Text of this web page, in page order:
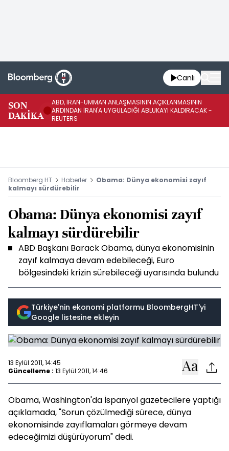
Canlı
SON
DAKİKA
ABD, İRAN-UMMAN ANLAŞMASININ AÇIKLANMASININ
ARDINDAN İRAN'A UYGULADIĞI ABLUKAYI KALDIRACAK -
REUTERS
Bloomberg HT Haberler
Obama: Dünya ekonomisi zayıf
kalmayı sürdürebilir
Obama: Dünya ekonomisi zayıf
kalmayı sürdürebilir
ABD Başkanı Barack Obama, dünya ekonomisinin
zayıf kalmaya devam edebileceği, Euro
bölgesindeki krizin sürebileceği uyarısında bulundu
Türkiye'nin ekonomi platformu BloombergHT'yi
Google listesine ekleyin
13 Eylül 2011, 14:45
Güncelleme : 13 Eylül 2011, 14:46
Obama, Washington'da İspanyol gazetecilere yaptığı
açıklamada, "Sorun çözülmediği sürece, dünya
ekonomisinde zayıflamaları görmeye devam
edeceğimizi düşürüyorum" dedi.